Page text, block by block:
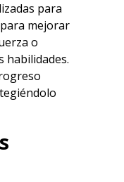
para
mejorar
o
habilidades.